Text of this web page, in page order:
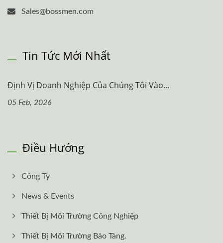
Sales@bossmen.com
Tin Tức Mới Nhất
Định Vị Doanh Nghiệp Của Chúng Tôi Vào...
05 Feb, 2026
Điều Hướng
Công Ty
News & Events
Thiết Bị Môi Trường Công Nghiệp
Thiết Bị Môi Trường Bảo Tàng.